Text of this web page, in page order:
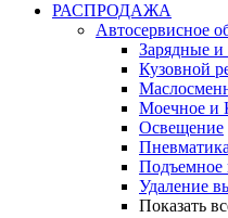
РАСПРОДАЖА
Автосервисное
Зарядные и
Кузовной
Моечное и
Освещение
Подъемное
Удаление
Показать